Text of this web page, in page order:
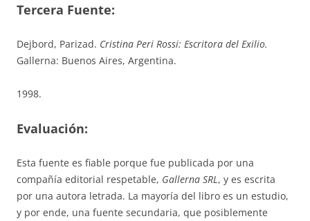
Tercera Fuente:
Dejbord, Parizad. Cristina Peri Rossi: Escritora del Exilio.
Gallerna: Buenos Aires, Argentina.
1998.
Evaluación:
Esta fuente es fiable porque fue publicada por una
compañía editorial respetable, Gallerna SRL, y es escrita
por una autora letrada. La mayoría del libro es un estudio,
y por ende, una fuente secundaria, que posiblemente